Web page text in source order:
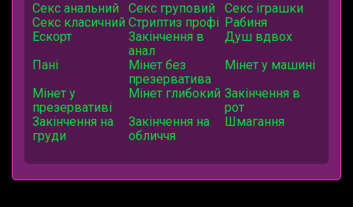
Секс анальний Секс груповий
Секс іграшки
Секс класичний Стриптиз профі Рабиня
Ескорт
Закінчення в
анал
Душ вдвох
Пані
Мінет без
презерватива
Мінет у машині
Мінет у
презервативі
Мінет глибокий Закінчення в
рот
Закінчення на
груди
Закінчення на
обличчя
Шмагання